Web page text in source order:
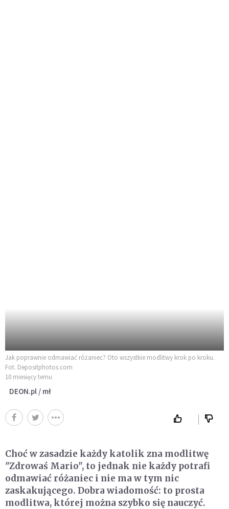
Jak poprawnie odmawiać różaniec? Oto wszystkie modlitwy krok po kroku.
Fot. Depositphotos.com
10 miesięcy temu
DEON.pl / mł
Choć w zasadzie każdy katolik zna modlitwę
"Zdrowaś Mario", to jednak nie każdy potrafi
odmawiać różaniec i nie ma w tym nic
zaskakującego. Dobra wiadomość: to prosta
modlitwa, której można szybko się nauczyć.